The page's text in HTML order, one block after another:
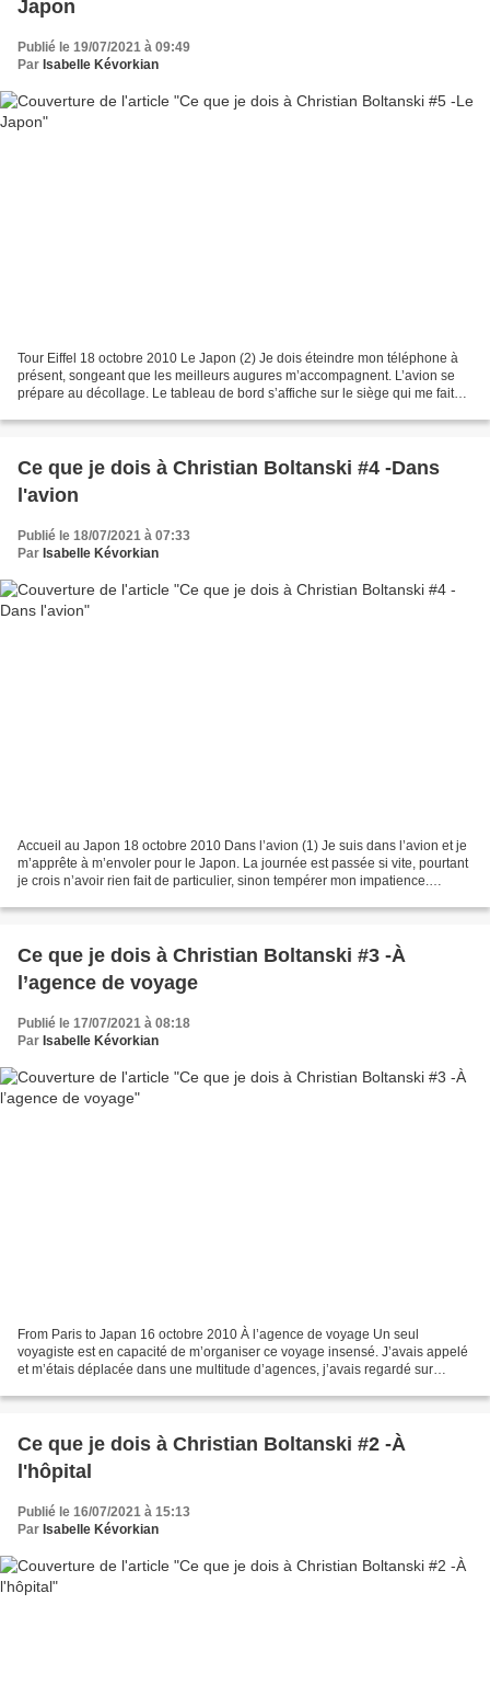
Japon
Publié le 19/07/2021 à 09:49
Par Isabelle Kévorkian
Tour Eiffel 18 octobre 2010 Le Japon (2) Je dois éteindre mon téléphone à
présent, songeant que les meilleurs augures m’accompagnent. L’avion se
prépare au décollage. Le tableau de bord s’affiche sur le siège qui me fait
Ce que je dois à Christian Boltanski #4 -Dans
l'avion
Publié le 18/07/2021 à 07:33
Par Isabelle Kévorkian
Accueil au Japon 18 octobre 2010 Dans l’avion (1) Je suis dans l’avion et je
m’apprête à m’envoler pour le Japon. La journée est passée si vite, pourtant
je crois n’avoir rien fait de particulier, sinon tempérer mon impatience.
Ce que je dois à Christian Boltanski #3 -À
l’agence de voyage
Publié le 17/07/2021 à 08:18
Par Isabelle Kévorkian
From Paris to Japan 16 octobre 2010 À l’agence de voyage Un seul
voyagiste est en capacité de m’organiser ce voyage insensé. J’avais appelé
et m’étais déplacée dans une multitude d’agences, j’avais regardé sur
Ce que je dois à Christian Boltanski #2 -À
l'hôpital
Publié le 16/07/2021 à 15:13
Par Isabelle Kévorkian